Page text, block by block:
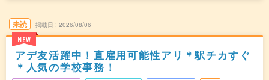
未読
NEW
掲載日 2026/08/06
アデ友活躍中！直雇用可能性アリ＊駅チカすぐ
＊人気の学校事務！